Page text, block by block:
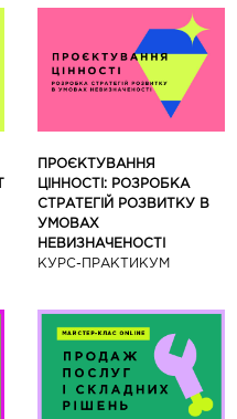
ПРОЄКТУВАННЯ
ЦІННОСТІ: РОЗРОБКА
СТРАТЕГІЙ РОЗВИТКУ В
УМОВАХ
НЕВИЗНАЧЕНОСТІ
КУРС-ПРАКТИКУМ